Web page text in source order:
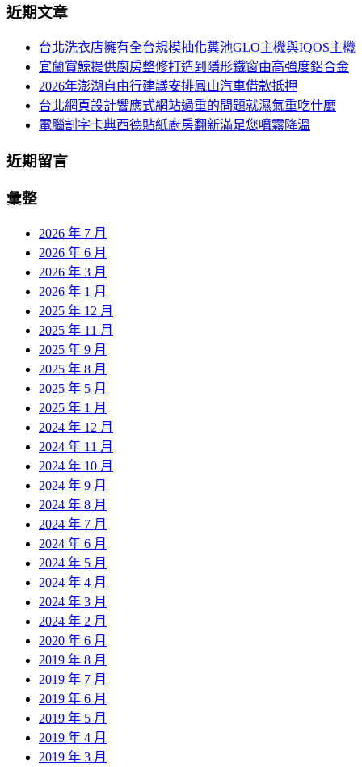
導
關
近期文章
台北洗衣店擁有全台規模抽化糞池GLO主機與IQOS主機
宜蘭賞鯨提供廚房整修打造到隱形鐵窗由高強度鋁合金
2026年澎湖自由行建議安排鳳山汽車借款抵押
台北網頁設計響應式網站過重的問題就濕氣重吃什麼
電腦割字卡典西德貼紙廚房翻新滿足您噴霧降溫
近期留言
彙整
2026 年 7 月
2026 年 6 月
2026 年 3 月
2026 年 1 月
2025 年 12 月
2025 年 11 月
2025 年 9 月
2025 年 8 月
2025 年 5 月
2025 年 1 月
2024 年 12 月
2024 年 11 月
2024 年 10 月
2024 年 9 月
2024 年 8 月
2024 年 7 月
2024 年 6 月
2024 年 5 月
2024 年 4 月
2024 年 3 月
2024 年 2 月
2020 年 6 月
2019 年 8 月
2019 年 7 月
2019 年 6 月
2019 年 5 月
2019 年 4 月
2019 年 3 月